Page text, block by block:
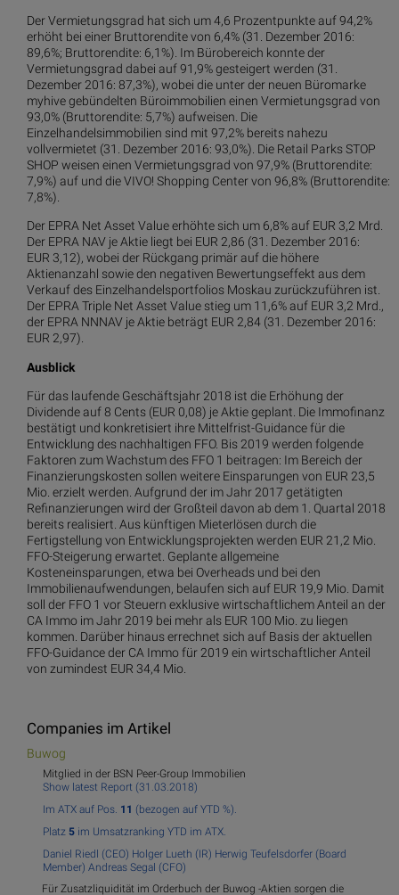
Der Vermietungsgrad hat sich um 4,6 Prozentpunkte auf 94,2%
erhöht bei einer Bruttorendite von 6,4% (31. Dezember 2016:
89,6%; Bruttorendite: 6,1%). Im Bürobereich konnte der
Vermietungsgrad dabei auf 91,9% gesteigert werden (31.
Dezember 2016: 87,3%), wobei die unter der neuen Büromarke
myhive gebündelten Büroimmobilien einen Vermietungsgrad von
93,0% (Bruttorendite: 5,7%) aufweisen. Die
Einzelhandelsimmobilien sind mit 97,2% bereits nahezu
vollvermietet (31. Dezember 2016: 93,0%). Die Retail Parks STOP
SHOP weisen einen Vermietungsgrad von 97,9% (Bruttorendite:
7,9%) auf und die VIVO! Shopping Center von 96,8% (Bruttorendite:
7,8%).
Der EPRA Net Asset Value erhöhte sich um 6,8% auf EUR 3,2 Mrd.
Der EPRA NAV je Aktie liegt bei EUR 2,86 (31. Dezember 2016:
EUR 3,12), wobei der Rückgang primär auf die höhere
Aktienanzahl sowie den negativen Bewertungseffekt aus dem
Verkauf des Einzelhandelsportfolios Moskau zurückzuführen ist.
Der EPRA Triple Net Asset Value stieg um 11,6% auf EUR 3,2 Mrd.,
der EPRA NNNAV je Aktie beträgt EUR 2,84 (31. Dezember 2016:
EUR 2,97).
Ausblick
Für das laufende Geschäftsjahr 2018 ist die Erhöhung der
Dividende auf 8 Cents (EUR 0,08) je Aktie geplant. Die Immofinanz
bestätigt und konkretisiert ihre Mittelfrist-Guidance für die
Entwicklung des nachhaltigen FFO. Bis 2019 werden folgende
Faktoren zum Wachstum des FFO 1 beitragen: Im Bereich der
Finanzierungskosten sollen weitere Einsparungen von EUR 23,5
Mio. erzielt werden. Aufgrund der im Jahr 2017 getätigten
Refinanzierungen wird der Großteil davon ab dem 1. Quartal 2018
bereits realisiert. Aus künftigen Mieterlösen durch die
Fertigstellung von Entwicklungsprojekten werden EUR 21,2 Mio.
FFO-Steigerung erwartet. Geplante allgemeine
Kosteneinsparungen, etwa bei Overheads und bei den
Immobilienaufwendungen, belaufen sich auf EUR 19,9 Mio. Damit
soll der FFO 1 vor Steuern exklusive wirtschaftlichem Anteil an der
CA Immo im Jahr 2019 bei mehr als EUR 100 Mio. zu liegen
kommen. Darüber hinaus errechnet sich auf Basis der aktuellen
FFO-Guidance der CA Immo für 2019 ein wirtschaftlicher Anteil
von zumindest EUR 34,4 Mio.
Companies im Artikel
Buwog
Mitglied in der BSN Peer-Group Immobilien
Show latest Report (31.03.2018)
Im ATX auf Pos. 11 (bezogen auf YTD %).
Platz 5 im Umsatzranking YTD im ATX.
Daniel Riedl (CEO) Holger Lueth (IR) Herwig Teufelsdorfer (Board
Member) Andreas Segal (CFO)
Für Zusatzliquidität im Orderbuch der Buwog -Aktien sorgen die